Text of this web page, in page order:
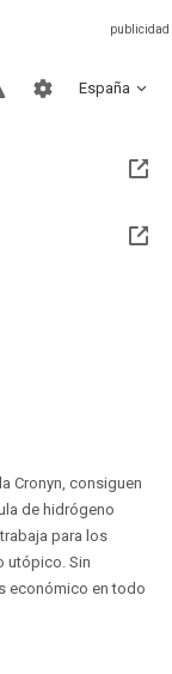
España
Cronyn, consiguen
de hidrógeno
para los
utópico. Sin
económico en todo